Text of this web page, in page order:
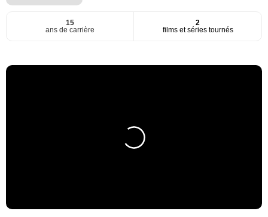
15
ans de carrière
2
films et séries tournés